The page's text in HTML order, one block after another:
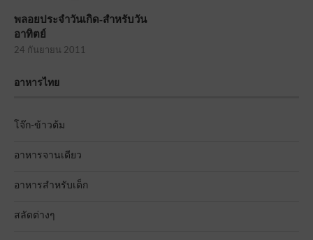
พลอยประจำวันเกิด-สำหรับวัน
อาทิตย์
24 กันยายน 2011
อาหารไทย
โจ๊ก-ข้าวต้ม
อาหารจานเดียว
อาหารสำหรับเด็ก
สลัดต่างๆ